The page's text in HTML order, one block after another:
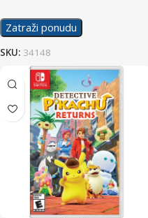
Zatraži ponudu
SKU: 34148